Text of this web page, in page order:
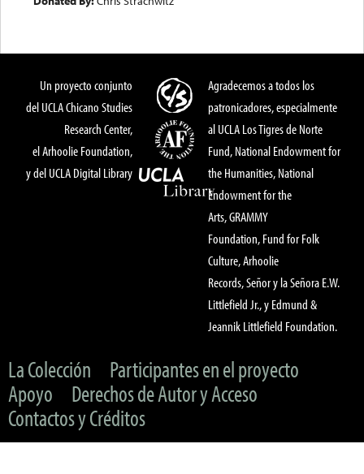
Un proyecto conjunto
del UCLA Chicano Studies
Research Center,
el Arhoolie Foundation,
y del UCLA Digital Library
Agradecemos a todos los
patronicadores, especialmente
al UCLA Los Tigres de Norte
Fund, National Endowment for
the Humanities, National
Endowment for the
Arts, GRAMMY
Foundation, Fund for Folk
Culture, Arhoolie
Records, Señor y la Señora E.W.
Littlefield Jr., y Edmund &
Jeannik Littlefield Foundation.
La Colección
Participantes en el proyecto
Apoyo
Derechos de Autor y Acceso
Contactos y Créditos